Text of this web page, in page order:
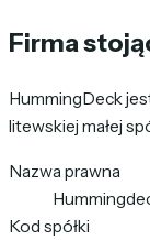
Firma
HummingDeck
litewskiej małej
Nazwa prawna
Kod spółki